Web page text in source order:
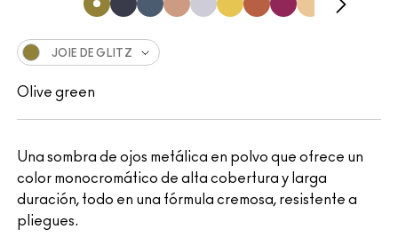
Una sombra de ojos metálica en polvo que ofrece un
color monocromático de alta cobertura y larga
duración, todo en una fórmula cremosa, resistente a
pliegues.
JOIE DE GLITZ
Olive green